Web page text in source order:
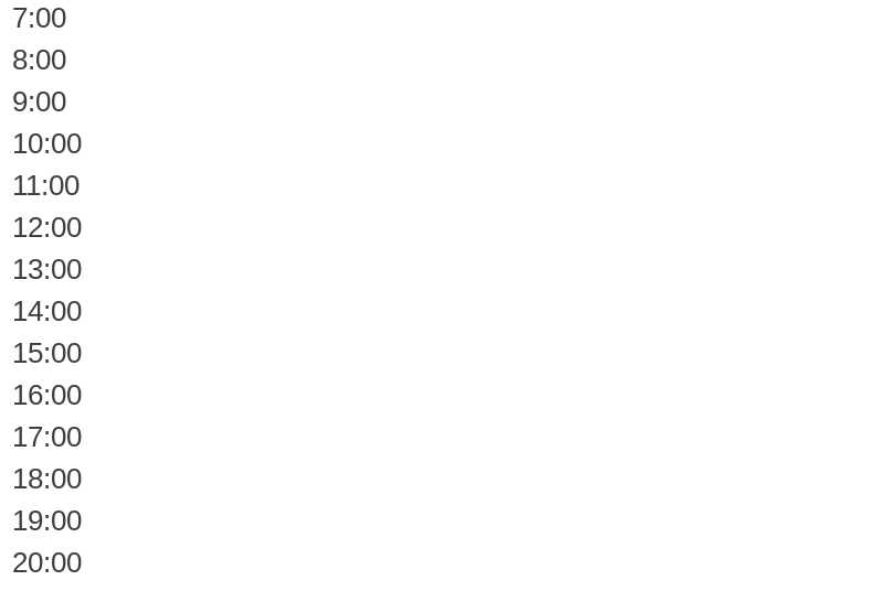
7:00
8:00
9:00
10:00
11:00
12:00
13:00
14:00
15:00
16:00
17:00
18:00
19:00
20:00